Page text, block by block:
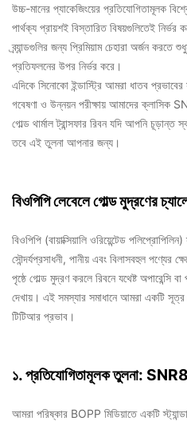
উচ্চ-মানের প্যাকেজিংয়ের প্রতিযোগিতামূলক
পার্থক্য প্রায়শই বিস্তারিত বিষয়গুলিতেই নির্ভর
ব্র্যান্ডগুলির জন্য প্রিমিয়াম চেহারা অর্জন
প্রতিফলনের উপর নির্ভর করে।
এদিকে সিনোকো ইন্ডাস্ট্রি আমরা ধাতব প্রভাবের
গবেষণা ও উন্নয়ন পরীক্ষায় আমাদের
গোল্ড থার্মাল ট্রান্সফার রিবনযদি আপনি চূড়ান্ত
তবে এই তুলনা আপনার জন্য।
বিওপিপি লেবেলে গোল্ড মুদ্রণের
বিওপিপি (বায়াক্সিয়ালি ওরিয়েন্টেড
সৌন্দর্যপ্রসাধনী, পানীয় এবং বিলাসবহুল পণ্যের
পৃষ্ঠে গোল্ড মুদ্রণ করলে রিবনে যথেষ্ট
দেখায়। এই সমস্যার সমাধানে আমরা একটি সূত্র
টিটিআর প্রভাব।
১. প্রতিযোগিতামূলক তুলনা:
আমরা পরিষ্কার BOPP মিডিয়াতে একটি